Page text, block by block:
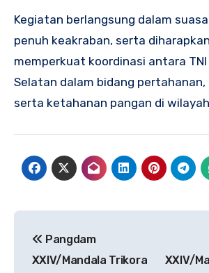
Kegiatan berlangsung dalam
penuh keakraban, serta
memperkuat koordinasi antara TNI
Selatan dalam bidang pertahanan,
serta ketahanan pangan di
pos
Pangdam
XXIV/Mandala Trikora
XXIV/